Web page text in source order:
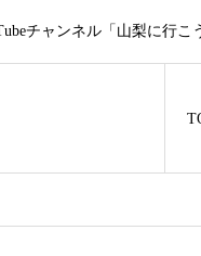
チャンネル「山梨に行こ